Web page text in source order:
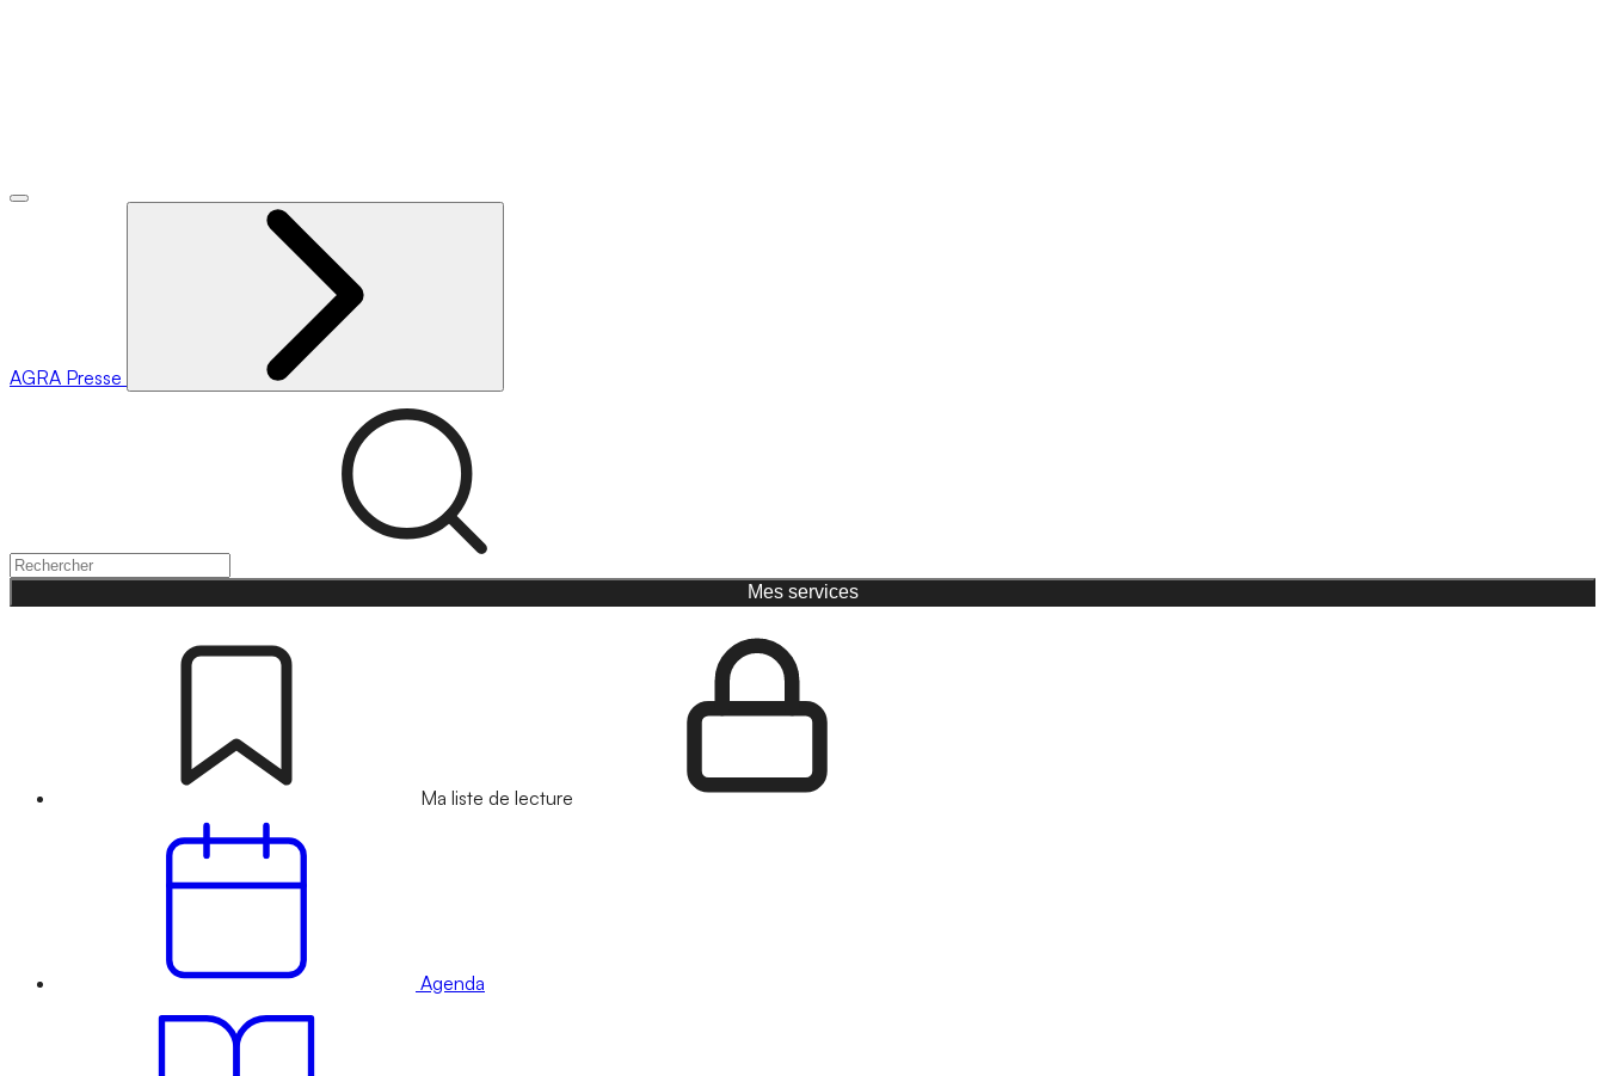
AGRA Presse
Mes services
Ma liste de lecture
Agenda